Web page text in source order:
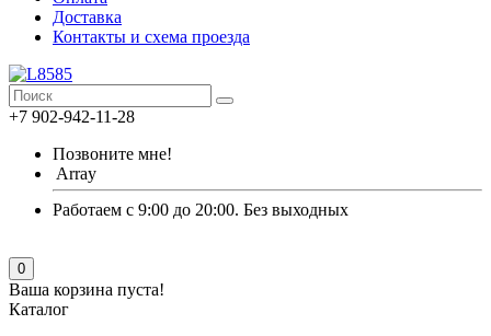
Доставка
Контакты и схема проезда
+7 902-942-11-28
Позвоните мне!
Array
Работаем с 9:00 до 20:00. Без выходных
0
Ваша корзина пуста!
Каталог